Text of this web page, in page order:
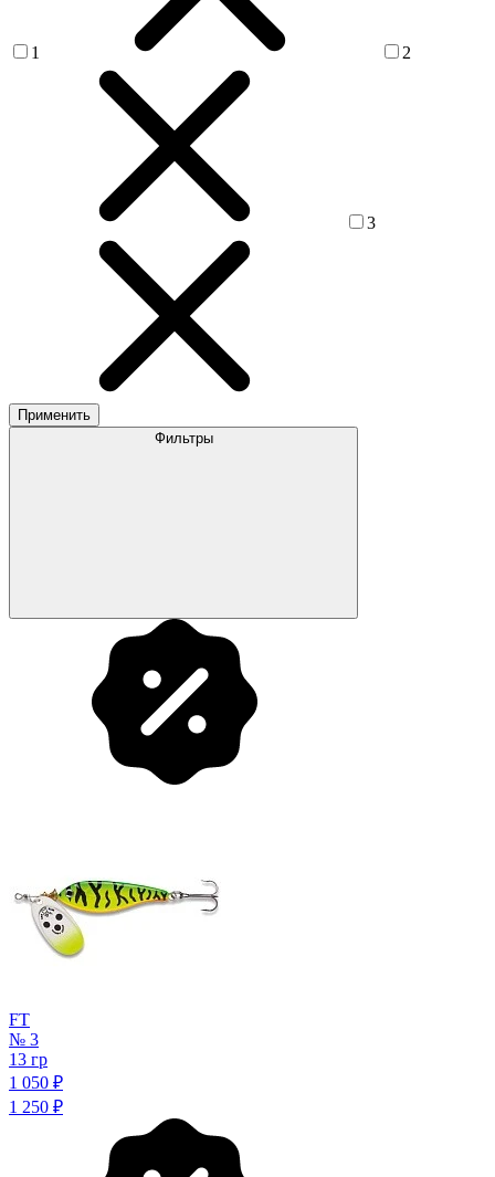
1 2
3
Применить
Фильтры
FT
№ 3
13 гр
1 050 ₽
1 250 ₽